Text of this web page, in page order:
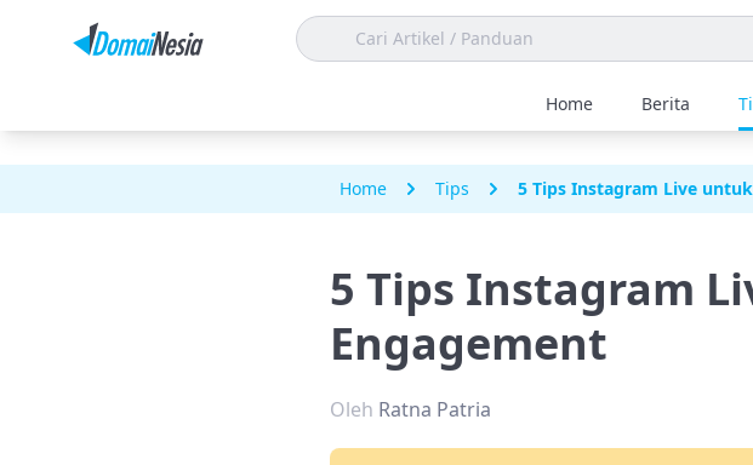
Home Berita
Home Tips 5 Tips Instagram Live
5 Tips Instagram
Engagement
Oleh Ratna Patria